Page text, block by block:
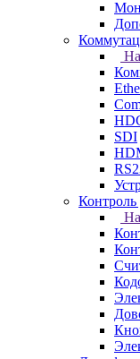
SDI
Контроль